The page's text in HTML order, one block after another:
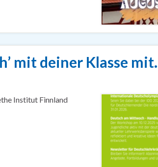
mit deiner Klasse mit.
Institut Finnland